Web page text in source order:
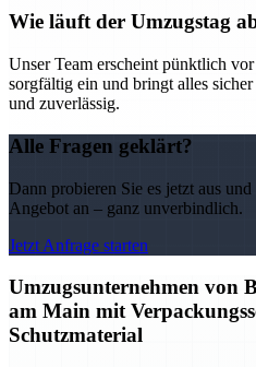
Wie läuft der Umzugstag
Unser Team erscheint pünktlich
sorgfältig ein und bringt alles
und zuverlässig.
Alle Fragen geklärt?
Dann probieren Sie es jetzt aus
Angebot an – ganz unverbindlich.
Jetzt Anfrage starten
Umzugsunternehmen von
am Main mit
Schutzmaterial